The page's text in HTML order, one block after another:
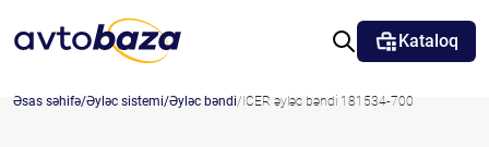
Kataloq
Əsas səhifə Əyləc sistemi Əyləc bəndi ICER əyləc bəndi 181534-700